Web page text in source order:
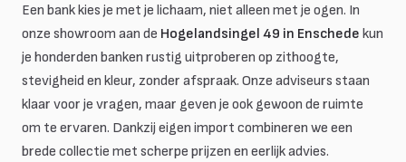
Een bank kies je met je lichaam, niet alleen met je ogen. In
onze showroom aan de Hogelandsingel 49 in Enschede kun
je honderden banken rustig uitproberen op zithoogte,
stevigheid en kleur, zonder afspraak. Onze adviseurs staan
klaar voor je vragen, maar geven je ook gewoon de ruimte
om te ervaren. Dankzij eigen import combineren we een
brede collectie met scherpe prijzen en eerlijk advies.